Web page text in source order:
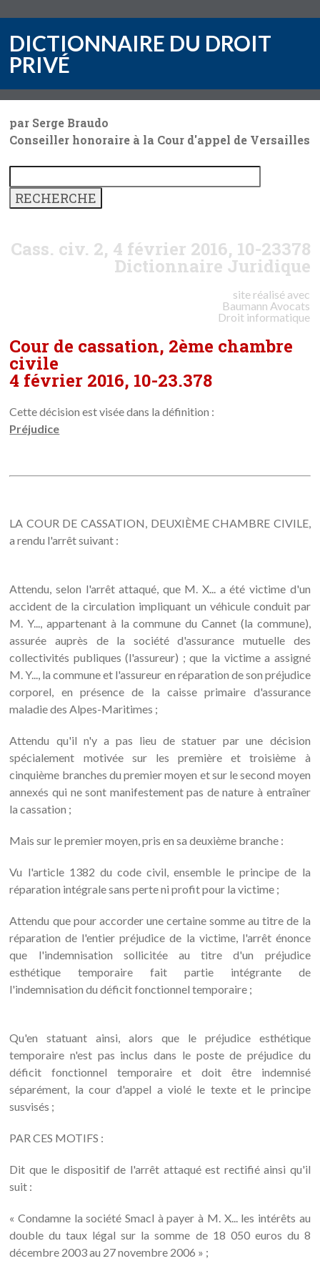
DICTIONNAIRE DU DROIT
PRIVÉ
par Serge Braudo
Conseiller honoraire à la Cour d'appel de Versailles
Cass. civ. 2, 4 février 2016, 10-23378
Dictionnaire Juridique
site réalisé avec
Baumann Avocats
Droit informatique
Cour de cassation, 2ème chambre
civile
4 février 2016, 10-23.378
Cette décision est visée dans la définition :
Préjudice
LA COUR DE CASSATION, DEUXIÈME CHAMBRE CIVILE,
a rendu l'arrêt suivant :
Attendu, selon l'arrêt attaqué, que M. X... a été victime d'un
accident de la circulation impliquant un véhicule conduit par
M. Y..., appartenant à la commune du Cannet (la commune),
assurée auprès de la société d'assurance mutuelle des
collectivités publiques (l'assureur) ; que la victime a assigné
M. Y..., la commune et l'assureur en réparation de son préjudice
corporel, en présence de la caisse primaire d'assurance
maladie des Alpes-Maritimes ;
Attendu qu'il n'y a pas lieu de statuer par une décision
spécialement motivée sur les première et troisième à
cinquième branches du premier moyen et sur le second moyen
annexés qui ne sont manifestement pas de nature à entraîner
la cassation ;
Mais sur le premier moyen, pris en sa deuxième branche :
Vu l'article 1382 du code civil, ensemble le principe de la
réparation intégrale sans perte ni profit pour la victime ;
Attendu que pour accorder une certaine somme au titre de la
réparation de l'entier préjudice de la victime, l'arrêt énonce
que l'indemnisation sollicitée au titre d'un préjudice
esthétique temporaire fait partie intégrante de
l'indemnisation du déficit fonctionnel temporaire ;
Qu'en statuant ainsi, alors que le préjudice esthétique
temporaire n'est pas inclus dans le poste de préjudice du
déficit fonctionnel temporaire et doit être indemnisé
séparément, la cour d'appel a violé le texte et le principe
susvisés ;
PAR CES MOTIFS :
Dit que le dispositif de l'arrêt attaqué est rectifié ainsi qu'il
suit :
« Condamne la société Smacl à payer à M. X... les intérêts au
double du taux légal sur la somme de 18 050 euros du 8
décembre 2003 au 27 novembre 2006 » ;